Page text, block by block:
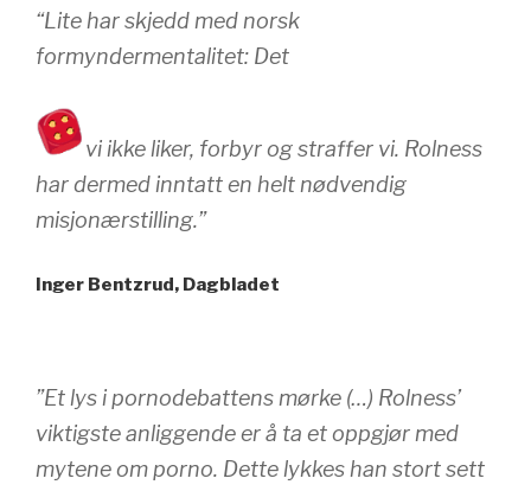
“Lite har skjedd med norsk
formyndermentalitet: Det
vi ikke liker, forbyr og straffer vi. Rolness
har dermed inntatt en helt nødvendig
misjonærstilling.”
Inger Bentzrud, Dagbladet
”Et lys i pornodebattens mørke (…) Rolness’
viktigste anliggende er å ta et oppgjør med
mytene om porno. Dette lykkes han stort sett